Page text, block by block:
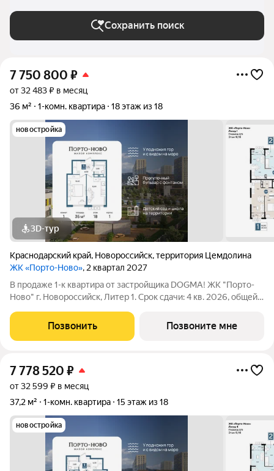
Сохранить поиск
7 750 800 ₽
от 32 483 ₽ в месяц
36 м²
1-комн. квартира 18 этаж из 18
новостройка
3D-тур
Краснодарский край, Новороссийск,территория Цемдолина
ЖК «Порто-Ново», 2 квартал 2027
В продаже 1-к квартира от застройщика DOGMA! ЖК "Порто-
Ново" г. Новороссийск, Литер 1. Срок сдачи: 4 кв. 2026, общей
для комфортной жизни. Место, где шум Чёрного моря
становится саундтреком
Позвонить Позвоните мне
7 778 520 ₽
от 32 599 ₽ в месяц
37,2 м²
1-комн. квартира 15 этаж из 18
новостройка